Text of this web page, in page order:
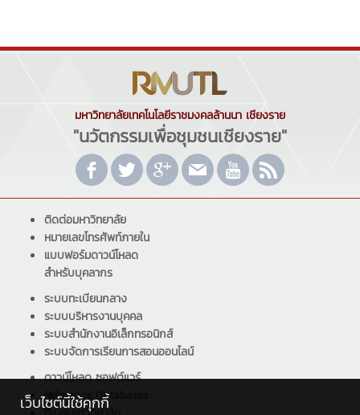
มหาวิทยาลัยเทคโนโลยีราชมงคลล้านนา เชียงราย
"นวัตกรรมเพื่อชุมชนเชียงราย"
ติดต่อมหาวิทยาลัย
หมายเลขโทรศัพท์ภายใน
แบบฟอร์มดาวน์โหลด
สำหรับบุคลากร
ระบบทะเบียนกลาง
ระบบบริหารงานบุคคล
ระบบสำนักงานอิเล็กทรอนิกส์
ระบบจัดการเรียนการสอนออนไลน์
ดาวน์โหลด ซอฟต์แวร์
Reference Databases
เว็บไซต์นี้ใช้คุกกี้